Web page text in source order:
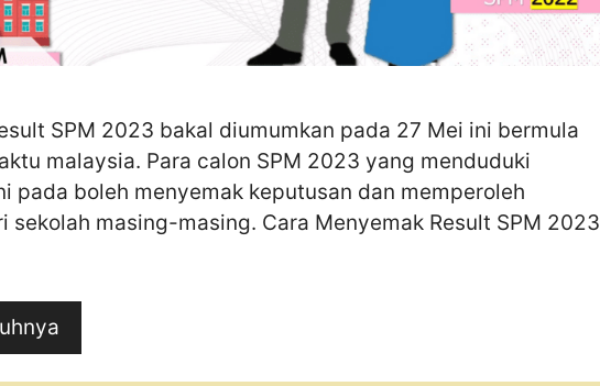
SPM 2023 bakal diumumkan pada 27 Mei ini bermula
malaysia. Para calon SPM 2023 yang menduduki
pada boleh menyemak keputusan dan memperoleh
sekolah masing-masing. Cara Menyemak Result SPM 2023